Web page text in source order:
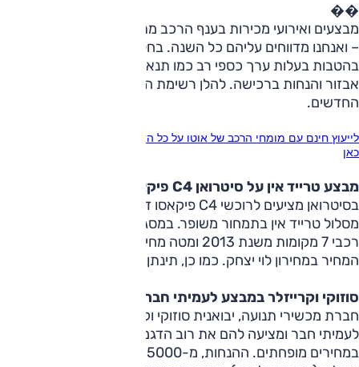
��
מבצעים ואירועי מכירות בענף הרכב מתקיימים לאורך כל השנה
– ואנחנו מדווחים עליהם כל השנה. בחלק מהמקרים מדובר
בהטבות בעלות ערך כספי רב כמו תנאי מימון ייחודיים, חבילות
אבזור והנחות ברכישה. להלן רשימת המבצעים וההטבות
החדשים.
כאן
מבצע טרייד אין על סיטרואן C4 פיקאסו
מסלול טרייד אין בתמחור משופר. במסגרת המבצע יקבלו בעלי
המחיר במחירון לוי יצחק. כמו כן, תינתן אפשרות מימון עד 100%.
סוזוקי וקרייזלר במבצע לעמיתי חבר
חברת מכשירי תנועה, יבואנית סוזוקי וקרייזלר לישראל, פונה
לעמיתי חבר ומציעה להם את רוב הדגמים של המותגים האלה